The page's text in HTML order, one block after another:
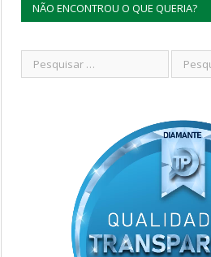
NÃO ENCONTROU O QUE QUERIA?